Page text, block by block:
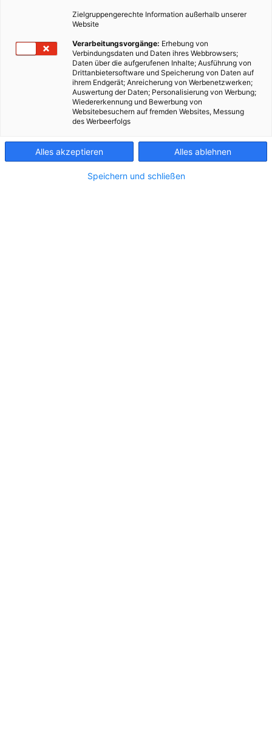
Zielgruppengerechte Information außerhalb unserer
Website
Verarbeitungsvorgänge: Erhebung von
Verbindungsdaten und Daten ihres Webbrowsers;
Daten über die aufgerufenen Inhalte; Ausführung von
Drittanbietersoftware und Speicherung von Daten auf
ihrem Endgerät; Anreicherung von Werbenetzwerken;
Auswertung der Daten; Personalisierung von Werbung;
Wiedererkennung und Bewerbung von
Websitebesuchern auf fremden Websites, Messung
des Werbeerfolgs
Alles akzeptieren Alles ablehnen
Speichern und schließen